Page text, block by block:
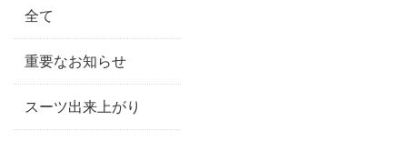
全て
重要なお知らせ
スーツ出来上がり